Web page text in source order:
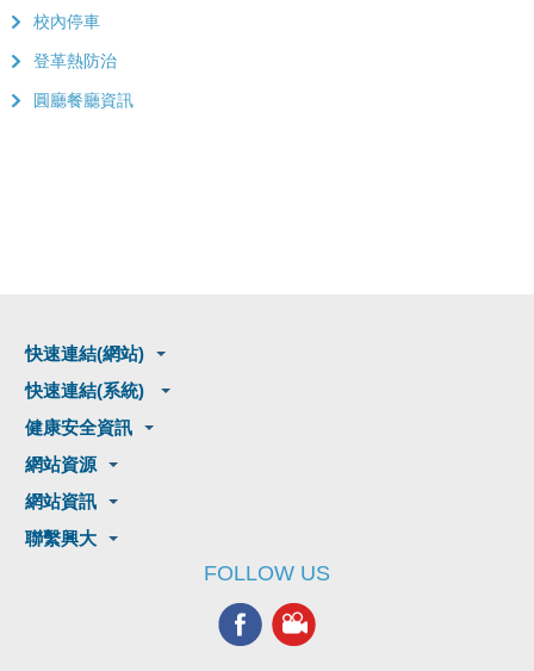
校內停車
登革熱防治
圓廳餐廳資訊
快速連結(網站)
快速連結(系統)
健康安全資訊
網站資源
網站資訊
聯繫興大
FOLLOW US